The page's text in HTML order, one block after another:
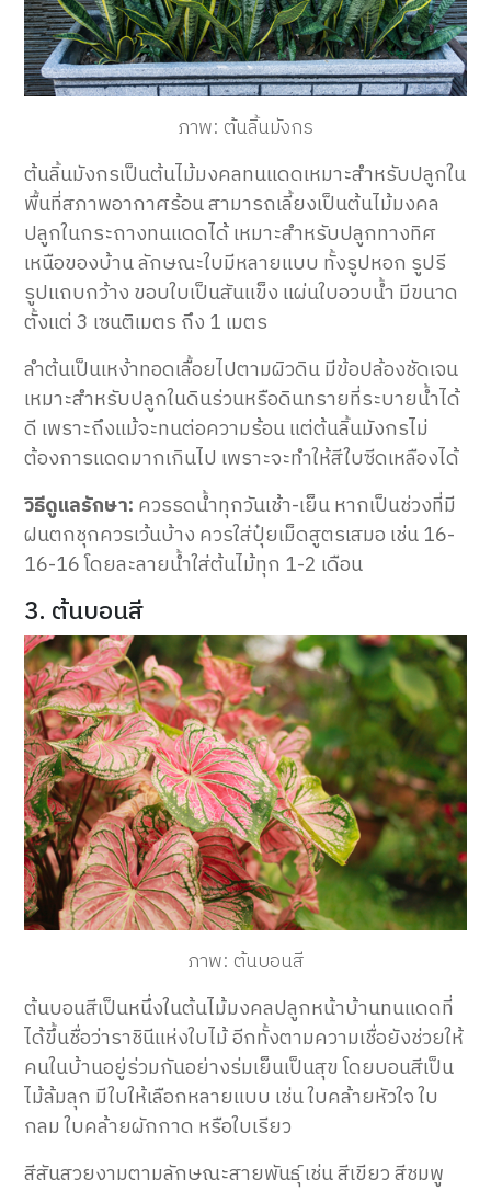
ภาพ: ต้นลิ้นมังกร
ต้นลิ้นมังกรเป็นต้นไม้มงคลทนแดดเหมาะสำหรับปลูกใน
พื้นที่สภาพอากาศร้อน สามารถเลี้ยงเป็นต้นไม้มงคล
ปลูกในกระถางทนแดดได้ เหมาะสำหรับปลูกทางทิศ
เหนือของบ้าน ลักษณะใบมีหลายแบบ ทั้งรูปหอก รูปรี
รูปแถบกว้าง ขอบใบเป็นสันแข็ง แผ่นใบอวบน้ำ มีขนาด
ตั้งแต่ 3 เซนติเมตร ถึง 1 เมตร
ลำต้นเป็นเหง้าทอดเลื้อยไปตามผิวดิน มีข้อปล้องชัดเจน
เหมาะสำหรับปลูกในดินร่วนหรือดินทรายที่ระบายน้ำได้
ดี เพราะถึงแม้จะทนต่อความร้อน แต่ต้นลิ้นมังกรไม่
ต้องการแดดมากเกินไป เพราะจะทำให้สีใบซีดเหลืองได้
วิธีดูแลรักษา: ควรรดน้ำทุกวันเช้า-เย็น หากเป็นช่วงที่มี
ฝนตกชุกควรเว้นบ้าง ควรใส่ปุ๋ยเม็ดสูตรเสมอ เช่น 16-
16-16 โดยละลายน้ำใส่ต้นไม้ทุก 1-2 เดือน
3. ต้นบอนสี
ภาพ: ต้นบอนสี
ต้นบอนสีเป็นหนึ่งในต้นไม้มงคลปลูกหน้าบ้านทนแดดที่
ได้ขึ้นชื่อว่าราชินีแห่งใบไม้ อีกทั้งตามความเชื่อยังช่วยให้
คนในบ้านอยู่ร่วมกันอย่างร่มเย็นเป็นสุข โดยบอนสีเป็น
ไม้ล้มลุก มีใบให้เลือกหลายแบบ เช่น ใบคล้ายหัวใจ ใบ
กลม ใบคล้ายผักกาด หรือใบเรียว
สีสันสวยงามตามลักษณะสายพันธุ์ เช่น สีเขียว สีชมพู